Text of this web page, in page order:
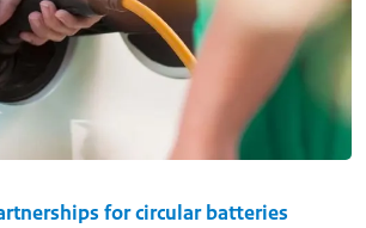
for circular batteries